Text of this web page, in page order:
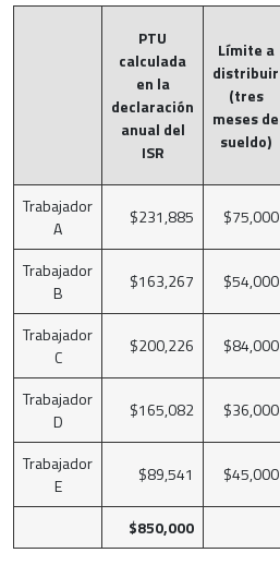
PTU
calculada
en la
declaración
anual del
ISR
Límite a
distribuir
(tres
meses de
sueldo)
Trabajador
A
$231,885 $75,000
Trabajador
B
$163,267 $54,000
Trabajador
C
$200,226 $84,000
Trabajador
D
$165,082 $36,000
Trabajador
E
$89,541 $45,000
$850,000